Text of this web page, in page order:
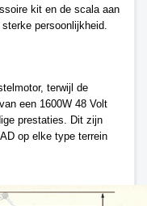
kit en de scala aan
persoonlijkheid.
terwijl de
een 1600W 48 Volt
prestaties. Dit zijn
op elke type terrein